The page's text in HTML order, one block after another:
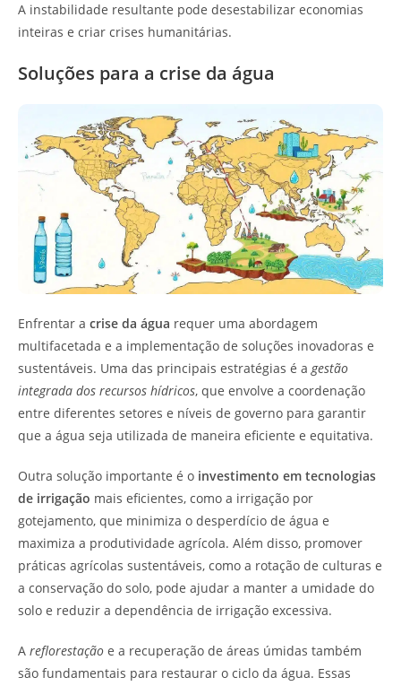
A instabilidade resultante pode desestabilizar economias
inteiras e criar crises humanitárias.
Soluções para a crise da água
Enfrentar a crise da água requer uma abordagem
multifacetada e a implementação de soluções inovadoras e
sustentáveis. Uma das principais estratégias é agestão
integrada dos recursos hídricos, que envolve a coordenação
entre diferentes setores e níveis de governo para garantir
que a água seja utilizada de maneira eficiente e equitativa.
Outra solução importante é o investimento em tecnologias
de irrigação mais eficientes, como a irrigação por
gotejamento, que minimiza o desperdício de água e
maximiza a produtividade agrícola. Além disso, promover
práticas agrícolas sustentáveis, como a rotação de culturas e
a conservação do solo, pode ajudar a manter a umidade do
solo e reduzir a dependência de irrigação excessiva.
A reflorestação e a recuperação de áreas úmidas também
são fundamentais para restaurar o ciclo da água. Essas